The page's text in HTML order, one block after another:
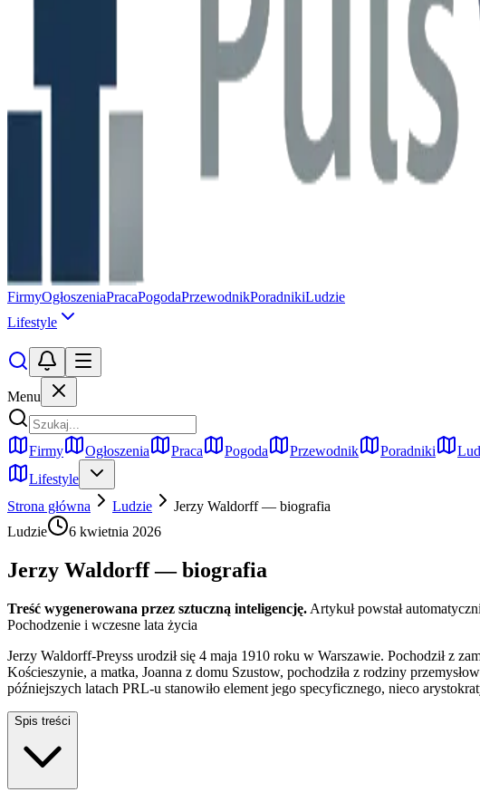
FirmyOgłoszeniaPracaPogodaPrzewodnikPoradnikiLudzie
Lifestyle
Menu
Firmy Ogłoszenia Praca Pogoda Przewodnik Poradniki
Lifestyle
Strona główna
Ludzie
Jerzy Waldorff — biografia
Ludzie
6 kwietnia 2026
Jerzy Waldorff — biografia
Treść wygenerowana przez sztuczną inteligencję. Artykuł powstał
Pochodzenie i wczesne lata życia
Jerzy Waldorff-Preyss urodził się 4 maja 1910 roku w Warszawie. Pochodził z
Kościeszynie, a matka, Joanna z domu Szustow, pochodziła z rodziny
późniejszych latach PRL-u stanowiło element jego specyficznego, nieco
Spis treści